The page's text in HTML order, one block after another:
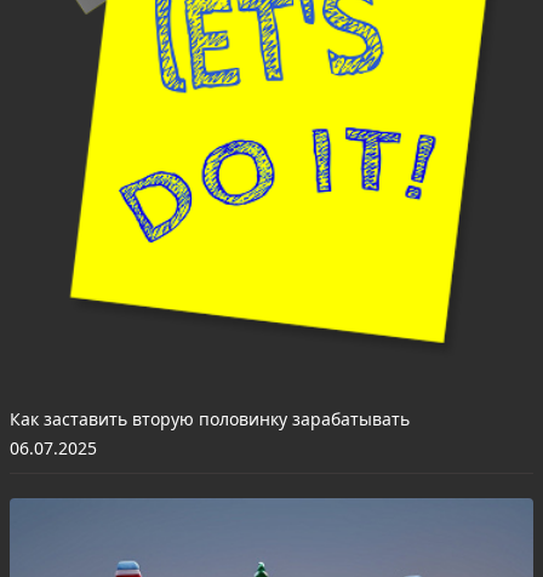
Как заставить вторую половинку зарабатывать
06.07.2025